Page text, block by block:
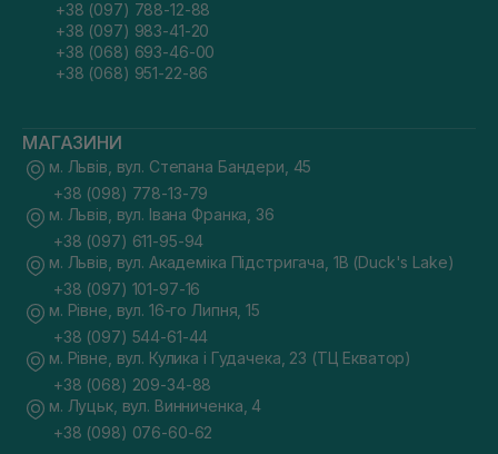
+38 (097) 788-12-88
+38 (097) 983-41-20
+38 (068) 693-46-00
+38 (068) 951-22-86
МАГАЗИНИ
м. Львів, вул. Степана Бандери, 45
+38 (098) 778-13-79
м. Львів, вул. Івана Франка, 36
+38 (097) 611-95-94
м. Львів, вул. Академіка Підстригача, 1В (Duck's Lake)
+38 (097) 101-97-16
м. Рівне, вул. 16-го Липня, 15
+38 (097) 544-61-44
м. Рівне, вул. Кулика і Гудачека, 23 (ТЦ Екватор)
+38 (068) 209-34-88
м. Луцьк, вул. Винниченка, 4
+38 (098) 076-60-62